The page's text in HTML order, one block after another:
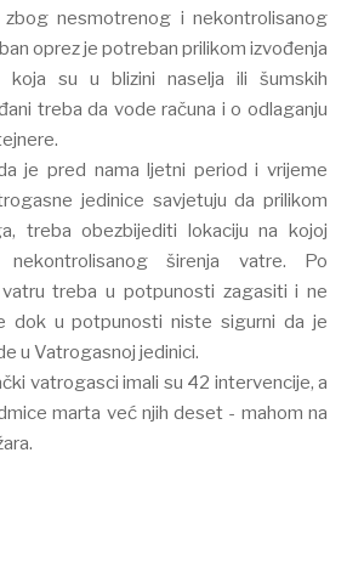
nesmotrenog i nekontrolisanog
oprez je potreban prilikom izvođenja
koja su u blizini naselja ili šumskih
treba da vode računa i o odlaganju
je pred nama ljetni period i vrijeme
jedinice savjetuju da prilikom
treba obezbijediti lokaciju na kojoj
širenja vatre. Po
vatru treba u potpunosti zagasiti i ne
dok u potpunosti niste sigurni da je
u Vatrogasnoj jedinici.
vatrogasci imali su 42 intervencije, a
marta već njih deset - mahom na